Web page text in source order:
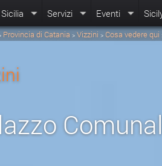
Servizi Eventi
Provincia di Catania > Vizzini > Cosa vedere qui